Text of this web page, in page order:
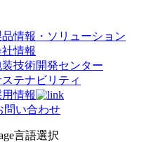
品情報・ソリューション
情報
装技術開発センター
テナビリティ
情報
問い合わせ
言語選択